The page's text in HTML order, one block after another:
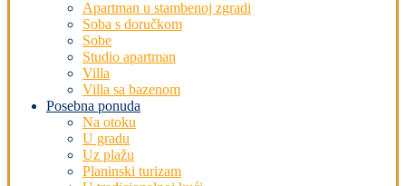
Apartman u stambenoj zgradi
Soba s doručkom
Sobe
Studio apartman
Villa
Villa sa bazenom
Posebna ponuda
Na otoku
U gradu
Uz plažu
Planinski turizam